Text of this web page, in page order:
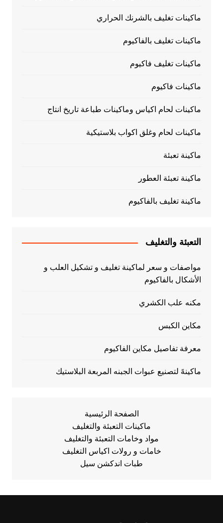
ماكينات تغليف بالشرنك الحراري
ماكينات تغليف بالفاكيوم
ماكينات تغليف فاكيوم
ماكينات فاكيوم
ماكينات لحام اكياس وماكينات طباعة تاريخ انتاج
ماكينات لحام وغلق اكواب بلاستيكية
ماكينة تعبئة
ماكينة تعبئة العطور
ماكينة تغليف بالفاكيوم
التعبئة والتغليف
مواصفات و سعر لماكينة تغليف و تشكيل العلب و
الأشكال بالفاكيوم
مكنه علب الكشري
مكاين الكبس
معرفة تفاصيل مكاين الفاكيوم
ماكينهً لتصنيع عبوات الجبنه المربعة البلاستيك
الصفحة الرئيسية
ماكينات التعبئة والتغليف
مواد وخامات التعبئة والتغليف
خامات و رولات اكياس التغليف
طبات اندكشن سيل